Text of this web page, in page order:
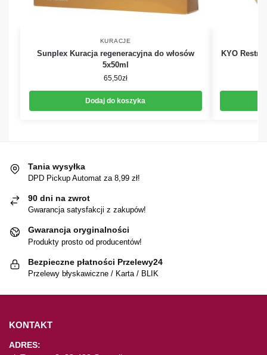
KURACJE
Sunplex Kuracja regeneracyjna do włosów
5x50ml
65,50zł
Dodaj do koszyka
KYO
Tania wysyłka
DPD Pickup Automat za 8,99 zł!
90 dni na zwrot
Gwarancja satysfakcji z zakupów!
Gwarancja oryginalności
Produkty prosto od producentów!
Bezpieczne płatności Przelewy24
Przelewy błyskawiczne / Karta / BLIK
KONTAKT
ADRES: